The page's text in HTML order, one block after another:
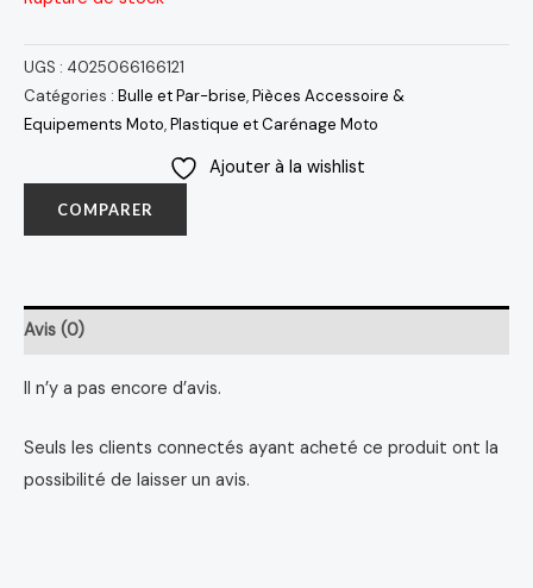
UGS : 4025066166121
Catégories : Bulle et Par-brise,Pièces Accessoire &
Equipements Moto,Plastique et Carénage Moto
Ajouter à la wishlist
COMPARER
Avis (0)
Il n’y a pas encore d’avis.
Seuls les clients connectés ayant acheté ce produit ont la
possibilité de laisser un avis.